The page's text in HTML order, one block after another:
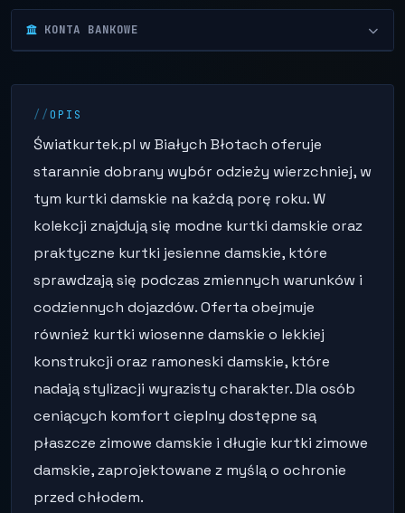
KONTA BANKOWE
OPIS
Światkurtek.pl w Białych Błotach oferuje
starannie dobrany wybór odzieży wierzchniej, w
tym kurtki damskie na każdą porę roku. W
kolekcji znajdują się modne kurtki damskie oraz
praktyczne kurtki jesienne damskie, które
sprawdzają się podczas zmiennych warunków i
codziennych dojazdów. Oferta obejmuje
również kurtki wiosenne damskie o lekkiej
konstrukcji oraz ramoneski damskie, które
nadają stylizacji wyrazisty charakter. Dla osób
ceniących komfort cieplny dostępne są
płaszcze zimowe damskie i długie kurtki zimowe
damskie, zaprojektowane z myślą o ochronie
przed chłodem.